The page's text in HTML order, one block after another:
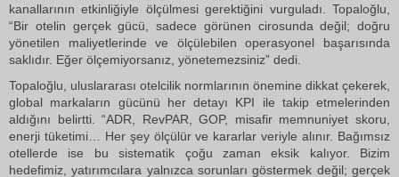
kanallarının etkinliğiyle ölçülmesi gerektiğini vurguladı. Topaloğlu,
“Bir otelin gerçek gücü, sadece görünen cirosunda değil; doğru
yönetilen maliyetlerinde ve ölçülebilen operasyonel başarısında
saklıdır. Eğer ölçemiyorsanız, yönetemezsiniz” dedi.
Topaloğlu, uluslararası otelcilik normlarının önemine dikkat çekerek,
global markaların gücünü her detayı KPI ile takip etmelerinden
aldığını belirtti. “ADR, RevPAR, GOP, misafir memnuniyet skoru,
enerji tüketimi… Her şey ölçülür ve kararlar veriyle alınır. Bağımsız
otellerde ise bu sistematik çoğu zaman eksik kalıyor. Bizim
hedefimiz, yatırımcılara yalnızca sorunları göstermek değil; gerçek